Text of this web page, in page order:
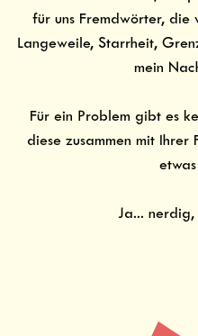
für uns Fremdwörter, die
Langeweile, Starrheit,
mein
Für ein Problem gibt es
diese zusammen mit Ihrer
Ja... nerdig,